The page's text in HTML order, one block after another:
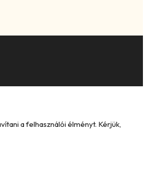
a felhasználói élményt. Kérjük,